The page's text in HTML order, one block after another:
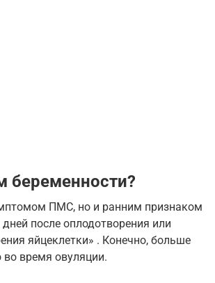
беременности?
ПМС, но и ранним признаком
после оплодотворения или
яйцеклетки» . Конечно, больше
во время овуляции.